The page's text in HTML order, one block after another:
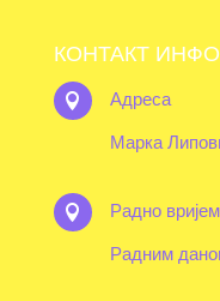
КОНТАКТ ИНФО
 Адреса
Марка
 Радно
Радним